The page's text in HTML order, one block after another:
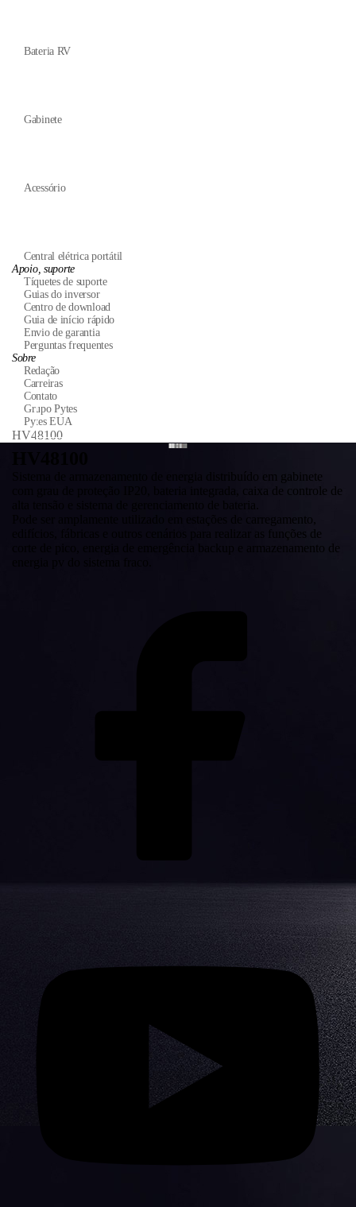
Bateria RV
Gabinete
Acessório
Central elétrica portátil
Apoio, suporte
Tíquetes de suporte
Guias do inversor
Centro de download
Guia de início rápido
Envio de garantia
Perguntas frequentes
Sobre
Redação
Carreiras
Contato
Grupo Pytes
Pytes EUA
HV48100
Sistema de armazenamento de energia distribuído em gabinete
com grau de proteção IP20, bateria integrada, caixa de controle de
alta tensão e sistema de gerenciamento de bateria.
Pode ser amplamente utilizado em estações de carregamento,
edifícios, fábricas e outros cenários para realizar as funções de
corte de pico, energia de emergência backup e armazenamento de